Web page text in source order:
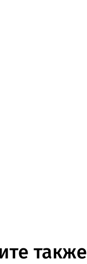
также